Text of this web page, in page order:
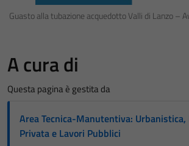
Guasto alla tubazione acquedotto Valli di Lanzo –
A cura di
Questa pagina è gestita da
Area Tecnica-Manutentiva: Urbanistica,
Privata e Lavori Pubblici